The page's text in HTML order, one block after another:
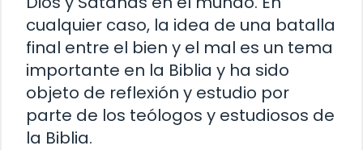
cualquier caso, la idea de una batalla
final entre el bien y el mal es un tema
importante en la Biblia y ha sido
objeto de reflexión y estudio por
parte de los teólogos y estudiosos de
la Biblia.